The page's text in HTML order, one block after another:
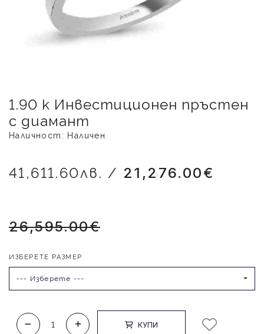
1.90 к Инвестиционен пръстен
с диамант
Наличност: Наличен
41,611.60лв. / 21,276.00€
26,595.00€
ИЗБЕРЕТЕ РАЗМЕР
--- Изберете ---
КУПИ